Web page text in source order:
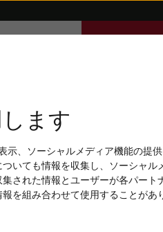
ます
示、ソーシャルメディア機能の提
いても情報を収集し、ソーシャル
された情報とユーザーが各パート
を組み合わせて使用することがあ
器 目立たない補聴器
ェック
器は、大きい耳かけ型モ
きく進化してきました。現
目立たず、サイズ、色、便
方法など、実に様々です。
頼っていましたが、他の
ジタル化されています。